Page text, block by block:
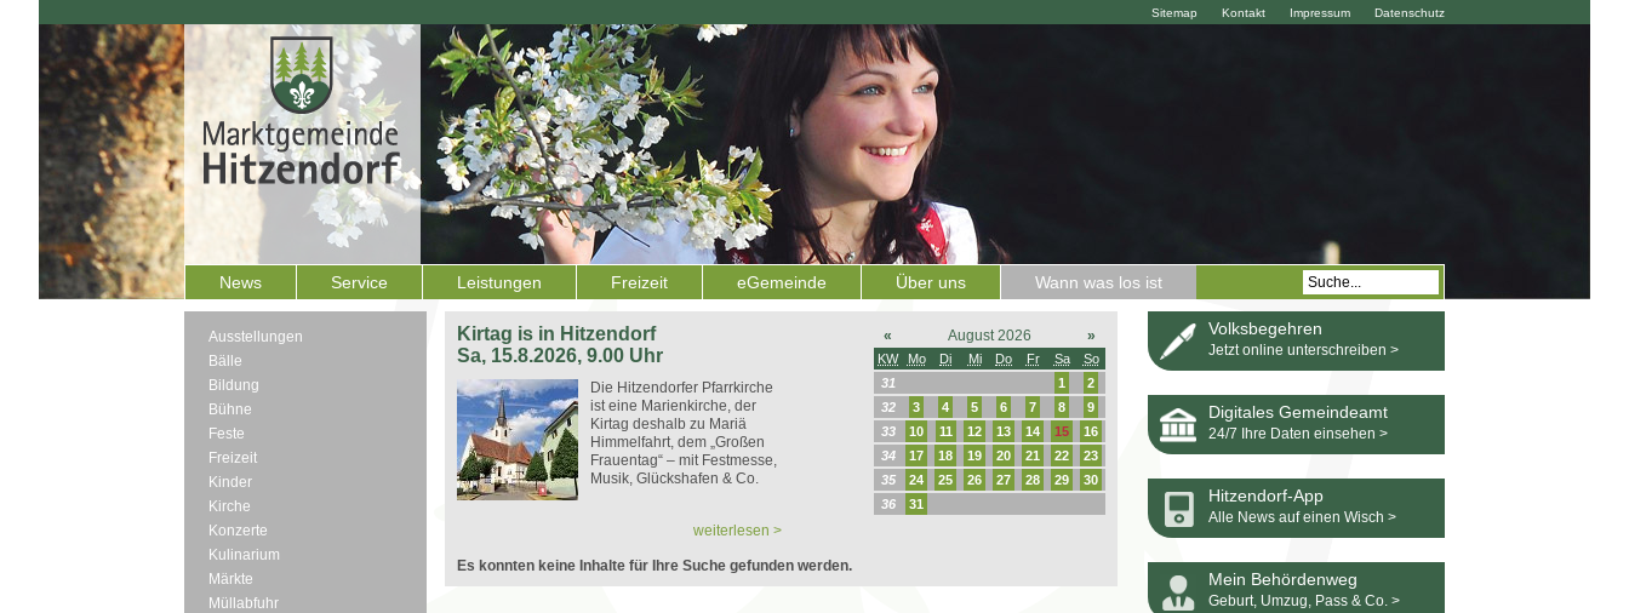
Datenschutz
Impressum
Kontakt
Sitemap
News Service Leistungen Freizeit eGemeinde Über uns Wann was los ist
Ausstellungen
Bälle
Bildung
Bühne
Feste
Freizeit
Kinder
Kirche
Konzerte
Kulinarium
Märkte
Müllabfuhr
Kirtag is in Hitzendorf
Sa, 15.8.2026, 9.00 Uhr
Die Hitzendorfer Pfarrkirche
ist eine Marienkirche, der
Kirtag deshalb zu Mariä
Himmelfahrt, dem „Großen
Frauentag“ – mit Festmesse,
Musik, Glückshafen & Co.
weiterlesen >
« August 2026 »
KW Mo Di Mi Do Fr Sa
So
31
1
2
32
3 4 5 6 7 8
9
33
10 11 12 13 14 15
16
34
17 18 19 20 21 22
23
35
24 25 26 27 28 29
30
36
31
Es konnten keine Inhalte für Ihre Suche gefunden werden.
Volksbegehren
Jetzt online unterschreiben >
Digitales Gemeindeamt
24/7 Ihre Daten einsehen >
Hitzendorf-App
Alle News auf einen Wisch >
Mein Behördenweg
Geburt, Umzug, Pass & Co. >